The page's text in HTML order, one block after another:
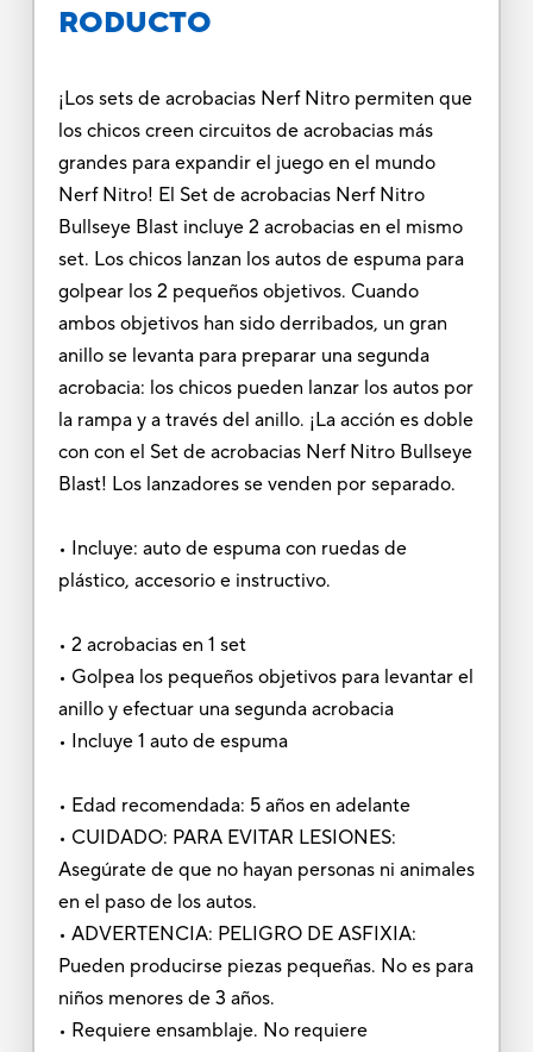
RODUCTO
¡Los sets de acrobacias Nerf Nitro permiten que
los chicos creen circuitos de acrobacias más
grandes para expandir el juego en el mundo
Nerf Nitro! El Set de acrobacias Nerf Nitro
Bullseye Blast incluye 2 acrobacias en el mismo
set. Los chicos lanzan los autos de espuma para
golpear los 2 pequeños objetivos. Cuando
ambos objetivos han sido derribados, un gran
anillo se levanta para preparar una segunda
acrobacia: los chicos pueden lanzar los autos por
la rampa y a través del anillo. ¡La acción es doble
con con el Set de acrobacias Nerf Nitro Bullseye
Blast! Los lanzadores se venden por separado.
• Incluye: auto de espuma con ruedas de
plástico, accesorio e instructivo.
• 2 acrobacias en 1 set
• Golpea los pequeños objetivos para levantar el
anillo y efectuar una segunda acrobacia
• Incluye 1 auto de espuma
• Edad recomendada: 5 años en adelante
• CUIDADO: PARA EVITAR LESIONES:
Asegúrate de que no hayan personas ni animales
en el paso de los autos.
• ADVERTENCIA: PELIGRO DE ASFIXIA:
Pueden producirse piezas pequeñas. No es para
niños menores de 3 años.
• Requiere ensamblaje. No requiere